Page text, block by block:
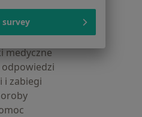
medyczne
odpowiedzi
i zabiegi